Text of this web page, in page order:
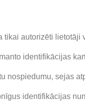
autorizēti lietotāji
identifikācijas
nospiedumu, sejas
identifikācijas